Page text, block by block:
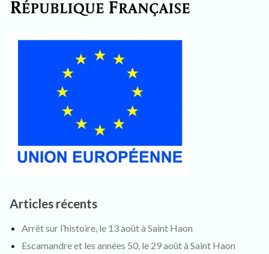
Articles récents
Arrêt sur l’histoire, le 13 août à Saint Haon
Escamandre et les années 50, le 29 août à Saint Haon